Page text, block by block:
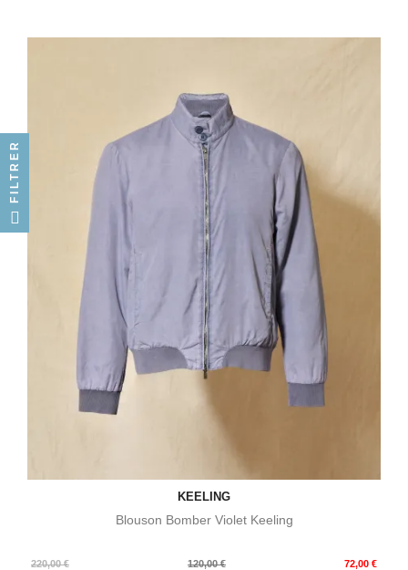
KEELING
Blouson Bomber Violet Keeling
220,00 €
Prix
120,00 € 72,00 €
Prix
FILTRER